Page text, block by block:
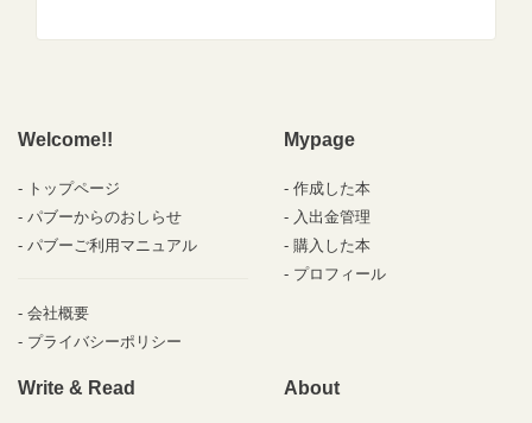
Welcome!!
トップページ
パブーからのおしらせ
パブーご利用マニュアル
会社概要
プライバシーポリシー
Mypage
作成した本
入出金管理
購入した本
プロフィール
Write & Read About